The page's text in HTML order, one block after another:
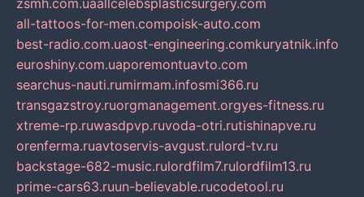
zsmh.com.uaallcelebsplasticsurgery.com
all-tattoos-for-men.compoisk-auto.com
best-radio.com.uaost-engineering.comkuryatnik.info
euroshiny.com.uaporemontuavto.com
searchus-nauti.rumirmam.infosmi366.ru
transgazstroy.ruorgmanagement.orgyes-fitness.ru
xtreme-rp.ruwasdpvp.ruvoda-otri.rutishinapve.ru
orenferma.ruavtoservis-avgust.rulord-tv.ru
backstage-682-music.rulordfilm7.rulordfilm13.ru
prime-cars63.ruun-believable.rucodetool.ru